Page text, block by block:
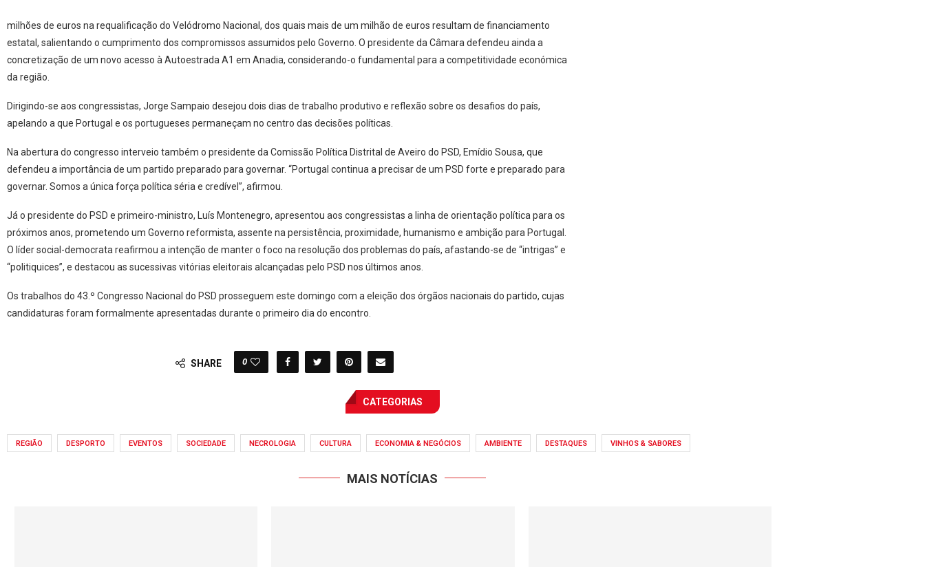
milhões de euros na requalificação do Velódromo Nacional, dos quais mais de um milhão de euros resultam de financiamento
estatal, salientando o cumprimento dos compromissos assumidos pelo Governo. O presidente da Câmara defendeu ainda a
concretização de um novo acesso à Autoestrada A1 em Anadia, considerando-o fundamental para a competitividade económica
da região.
Dirigindo-se aos congressistas, Jorge Sampaio desejou dois dias de trabalho produtivo e reflexão sobre os desafios do país,
apelando a que Portugal e os portugueses permaneçam no centro das decisões políticas.
Na abertura do congresso interveio também o presidente da Comissão Política Distrital de Aveiro do PSD, Emídio Sousa, que
defendeu a importância de um partido preparado para governar. “Portugal continua a precisar de um PSD forte e preparado para
governar. Somos a única força política séria e credível”, afirmou.
Já o presidente do PSD e primeiro-ministro, Luís Montenegro, apresentou aos congressistas a linha de orientação política para os
próximos anos, prometendo um Governo reformista, assente na persistência, proximidade, humanismo e ambição para Portugal.
O líder social-democrata reafirmou a intenção de manter o foco na resolução dos problemas do país, afastando-se de “intrigas” e
“politiquices”, e destacou as sucessivas vitórias eleitorais alcançadas pelo PSD nos últimos anos.
Os trabalhos do 43.º Congresso Nacional do PSD prosseguem este domingo com a eleição dos órgãos nacionais do partido, cujas
candidaturas foram formalmente apresentadas durante o primeiro dia do encontro.
SHARE 0
CATEGORIAS
REGIÃO DESPORTO EVENTOS SOCIEDADE NECROLOGIA CULTURA ECONOMIA & NEGÓCIOS AMBIENTE DESTAQUES VINHOS & SABORES
MAIS NOTÍCIAS